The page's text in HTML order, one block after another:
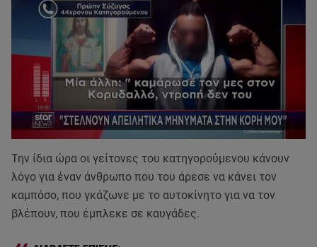
Την ίδια ώρα οι γείτονες του κατηγορούμενου κάνουν
λόγο για έναν άνθρωπο που του άρεσε να κάνει τον
καμπόσο, που γκάζωνε με το αυτοκίνητο για να τον
βλέπουν, που έμπλεκε σε καυγάδες.